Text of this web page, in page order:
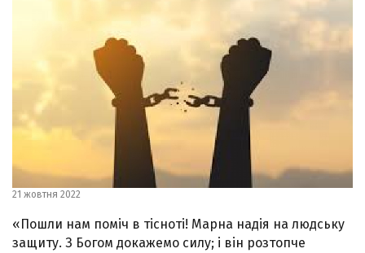
21 жовтня 2022
«Пошли нам поміч в тісноті! Марна надія на людську
защиту. З Богом докажемо силу; і він розтопче